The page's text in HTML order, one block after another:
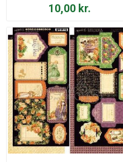
10,00 kr.